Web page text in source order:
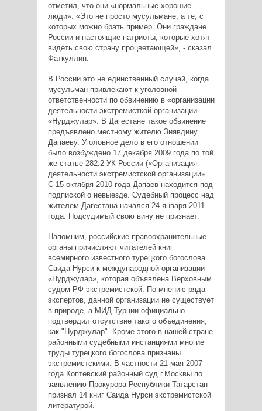
отметил, что они «нормальные хорошие
люди». «Это не просто мусульмане, а те, с
которых можно брать пример. Они граждане
России и настоящие патриоты, которые хотят
видеть свою страну процветающей», - сказал
Фаткуллин.
В России это не единственный случай, когда
мусульман привлекают к уголовной
ответственности по обвинению в «организации
деятельности экстремисткой организации
«Нурджулар». В Дагестане такое обвинение
предъявлено местному жителю Зиявдину
Дапаеву. Уголовное дело в его отношении
было возбуждено 17 декабря 2009 года по той
же статье 282.2 УК России («Организация
деятельности экстремистской организации».
С 15 октября 2010 года Дапаев находится под
подпиской о невыезде. Судебный процесс над
жителем Дагестана начался 24 января 2011
года. Подсудимый свою вину не признает.
Напомним, российские правоохранительные
органы причисляют читателей книг
всемирного известного турецкого богослова
Саида Нурси к международной организации
«Нурджулар», которая объявлена Верховным
судом РФ экстремистской. По мнению ряда
экспертов, данной организации не существует
в природе, а МИД Турции официально
подтвердил отсутствие такого объединения,
как "Нурджулар". Кроме этого в нашей стране
районными судебными инстанциями многие
труды турецкого богослова признаны
экстремистскими. В частности 21 мая 2007
года Коптевский районный суд г.Москвы по
заявлению Прокурора Республики Татарстан
признал 14 книг Саида Нурси экстремистской
литературой.